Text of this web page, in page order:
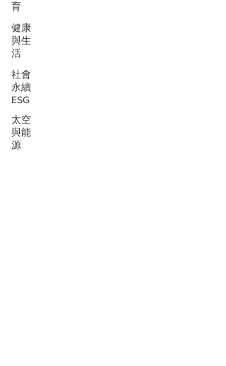
育
健康
與生
活
社會
永續
ESG
太空
與能
源